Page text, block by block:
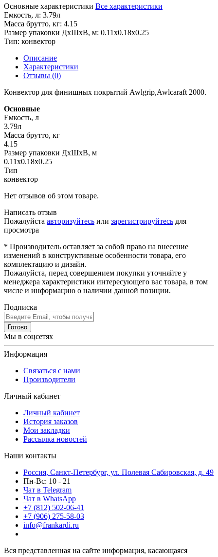
Основные характеристики Все характеристики
Емкость, л: 3.79л
Масса брутто, кг: 4.15
Размер упаковки ДхШхВ, м: 0.11x0.18x0.25
Тип: конвектор
Описание
Характеристики
Отзывы (0)
Конвектор для финишных покрытий Awlgrip,Awlcaraft 2000.
Основные
Емкость, л
3.79л
Масса брутто, кг
4.15
Размер упаковки ДхШхВ, м
0.11x0.18x0.25
Тип
конвектор
Нет отзывов об этом товаре.
Написать отзыв
Пожалуйста авторизуйтесь или зарегистрируйтесь для
просмотра
* Производитель оставляет за собой право на внесение
изменений в конструктивные особенности товара, его
комплектацию и дизайн.
Пожалуйста, перед совершением покупки уточняйте у
менеджера характеристики интересующего вас товара, в том
числе и информацию о наличии данной позиции.
Подписка
Готово
Мы в соцсетях
Информация
Связаться с нами
Производители
Личный кабинет
Личный кабинет
История заказов
Мои закладки
Рассылка новостей
Наши контакты
Россия, Санкт-Петербург, ул. Полевая Сабировская, д. 49
Пн-Вс: 10 - 21
Чат в Telegram
Чат в WhatsApp
+7 (812) 502-06-41
+7 (906) 275-58-03
info@frankardi.ru
Вся представленная на сайте информация, касающаяся